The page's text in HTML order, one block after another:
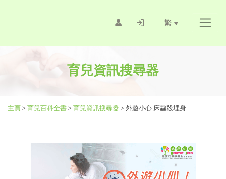
繁
育兒資訊搜尋器
主頁> 育兒百科全書> 育兒資訊搜尋器 > 外遊小心 床蝨殺埋身